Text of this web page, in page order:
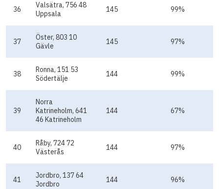
36
Valsätra, 756 48
Uppsala
145 99%
37
Öster, 803 10
Gävle
145 97%
38
Ronna, 151 53
Södertälje
144 99%
39
Norra
Katrineholm, 641
46 Katrineholm
144 67%
40
Råby, 724 72
Västerås
144 97%
41
Jordbro, 137 64
Jordbro
144 96%